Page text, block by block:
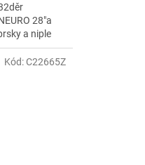
28"a
a niple
Kód:C22665Z